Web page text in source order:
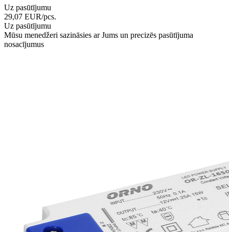
Uz pasūtījumu
29,07 EUR/pcs.
Uz pasūtījumu
Mūsu menedžeri sazināsies ar Jums un precizēs pasūtījuma
nosacījumus